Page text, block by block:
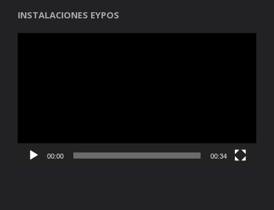
INSTALACIONES EYPOS
00:00 00:34